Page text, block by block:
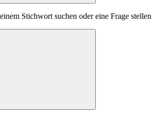
Stichwort suchen oder eine Frage stellen